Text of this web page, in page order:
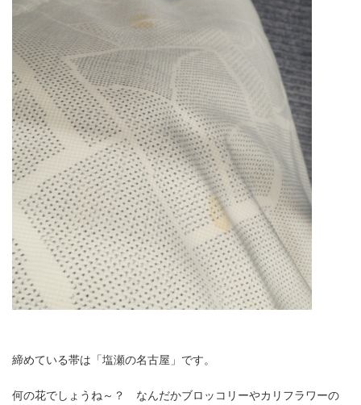
締めている帯は「塩瀬の名古屋」です。
何の花でしょうね～？ なんだかブロッコリーやカリフラワーの